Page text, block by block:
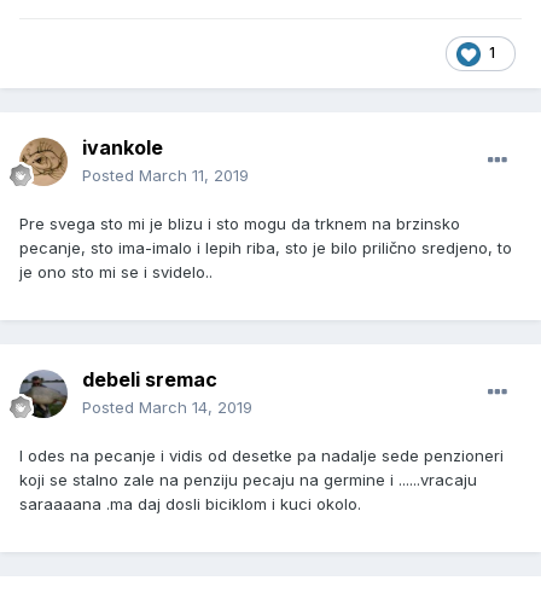
1
ivankole
Posted March 11, 2019
Pre svega sto mi je blizu i sto mogu da trknem na brzinsko
pecanje, sto ima-imalo i lepih riba, sto je bilo prilično sredjeno, to
je ono sto mi se i svidelo..
debeli sremac
Posted March 14, 2019
I odes na pecanje i vidis od desetke pa nadalje sede penzioneri
koji se stalno zale na penziju pecaju na germine i ......vracaju
saraaaana .ma daj dosli biciklom i kuci okolo.